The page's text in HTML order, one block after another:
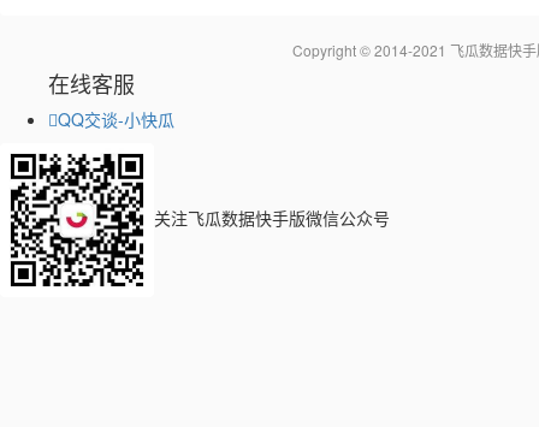
Copyright © 2014-2021 飞瓜数据快
在线客服
QQ交谈-小快瓜
关注飞瓜数据快手版微信公众号